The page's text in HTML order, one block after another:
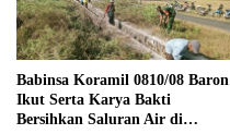
Babinsa Koramil 0810/08 Baron
Ikut Serta Karya Bakti
Bersihkan Saluran Air di